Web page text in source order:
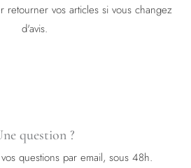
retourner vos articles si vous changez
d'avis.
question ?
questions par email, sous 48h.